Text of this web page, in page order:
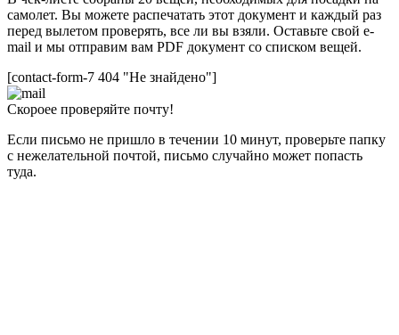
самолет. Вы можете распечатать этот документ и каждый раз
перед вылетом проверять, все ли вы взяли. Оставьте свой e-
mail и мы отправим вам PDF документ со списком вещей.
[contact-form-7 404 "Не знайдено"]
Скороее проверяйте почту!
Если письмо не пришло в течении 10 минут, проверьте папку
с нежелательной почтой, письмо случайно может попасть
туда.